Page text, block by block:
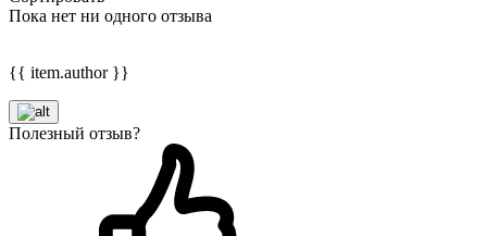
Пока нет ни одного отзыва
{{ item.author }}
Полезный отзыв?